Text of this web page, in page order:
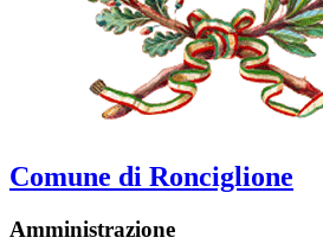
Comune di Ronciglione
Amministrazione